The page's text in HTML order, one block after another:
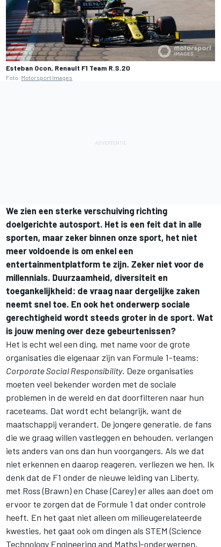
Esteban Ocon, Renault F1 Team R.S.20
Foto: Motorsport Images
We zien een sterke verschuiving richting
doelgerichte autosport. Het is een feit dat in alle
sporten, maar zeker binnen onze sport, het niet
meer voldoende is om enkel een
entertainmentplatform te zijn. Zeker niet voor de
millennials. Duurzaamheid, diversiteit en
toegankelijkheid: de vraag naar dergelijke zaken
neemt snel toe. En ook het onderwerp sociale
gerechtigheid wordt steeds groter in de sport. Wat
is jouw mening over deze gebeurtenissen?
Het is echt wel een ding, met name voor de grote
organisaties die eigenaar zijn van Formule 1-teams:
Corporate Social Responsibility. Deze organisaties
moeten veel bekender worden met de sociale
problemen in de wereld en dat doorfilteren naar hun
raceteams. Dat wordt echt belangrijk, want de
maatschappij verandert. De jongere generatie, de fans
die we graag willen vastleggen en behouden, verlangen
iets anders van ons dan hun voorgangers. Als we dat
niet erkennen en daarop reageren, verliezen we hen. Ik
denk dat de F1 onder de nieuwe leiding van Liberty,
met Ross (Brawn) en Chase (Carey) er alles aan doet om
ervoor te zorgen dat de Formule 1 dat onder controle
heeft. En het gaat niet alleen om milieugerelateerde
kwesties, het gaat ook om dingen als STEM (Science
Technology Engineering and Maths)-onderwerpen,